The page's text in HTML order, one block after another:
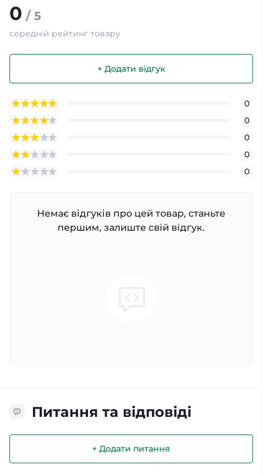
0 / 5
середній рейтинг товару
+ Додати відгук
0
0
0
0
0
Немає відгуків про цей товар, станьте
першим, залиште свій відгук.
Питання та відповіді
+ Додати питання